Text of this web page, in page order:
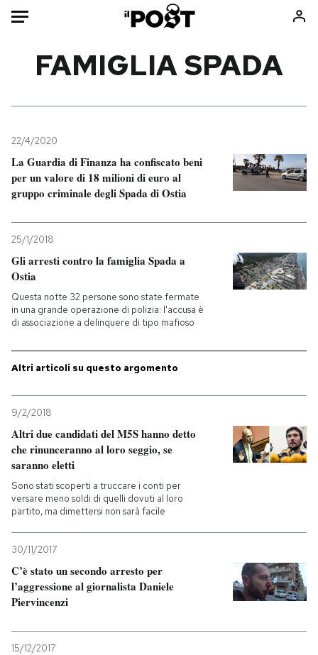
Mondo
Politica
Tecnologia
Internet
Scienza
Cultura
Economia
Consumismi
Storie/Idee
Ok Boomer!
Media
Altrecose
Mondiali calcio 2026
NEWSLETTER
I MIEI PREFERITI
SHOP
CALENDARIO
AREA PERSONALE
Entra
FAMIGLIA SPADA
22/4/2020
La Guardia di Finanza ha confiscato beni
per un valore di 18 milioni di euro al
gruppo criminale degli Spada di Ostia
25/1/2018
Gli arresti contro la famiglia Spada a
Ostia
Questa notte 32 persone sono state fermate
in una grande operazione di polizia: l'accusa è
di associazione a delinquere di tipo mafioso
Altri articoli su questo argomento
9/2/2018
Altri due candidati del M5S hanno detto
che rinunceranno al loro seggio, se
saranno eletti
Sono stati scoperti a truccare i conti per
versare meno soldi di quelli dovuti al loro
partito, ma dimettersi non sarà facile
30/11/2017
C’è stato un secondo arresto per
l’aggressione al giornalista Daniele
Piervincenzi
15/12/2017